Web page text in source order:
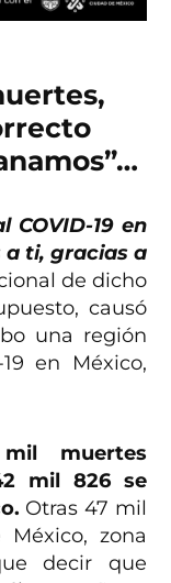
19 en
a ti, gracias a
de dicho
causó
una región
en México,
muertes
mil 826 se
Otras 47 mil
zona
decir que